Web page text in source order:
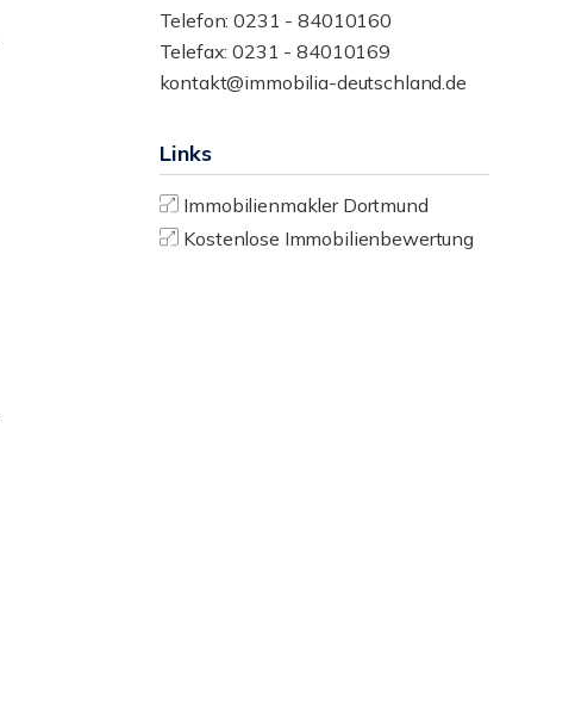
Telefon: 0231 - 84010160
Telefax: 0231 - 84010169
kontakt@immobilia-deutschland.de
Links
Immobilienmakler Dortmund
Kostenlose Immobilienbewertung